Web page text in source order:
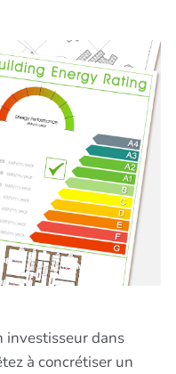
investisseur dans
à concrétiser un